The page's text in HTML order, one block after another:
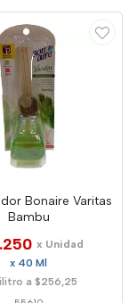
Bonaire Varitas
Bambu
x Unidad
x 40 Ml
a $256,25